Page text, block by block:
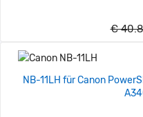
€
NB-11LH für Canon